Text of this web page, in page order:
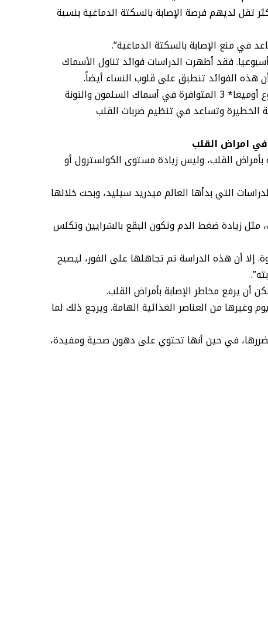
تقل لديهم فرصة الإصابة بالسكتة الدماغية بنسبة
في منع الإصابة بالسكتة الدماغية”.
السمك لخمس مرات أو أكثر أسبوعيا. فقد أظهرت الدراسات فوائد تناول الأسماك
هذه الفوائد تنطبق على قلوب النساء أيضاً.
وأوضح العلماء في مركز مايو كلينك لصحة المرأة، أن السبب وراء هذا الأثر الوقائي يكمن في وجود الأحماض الدهنية من نوع أوميغا* 3 المتوافرة في أسماك السلمون والتونة
الخطيرة وتساعد في تنظيم ضربات القلب
امراض القلب
القلب، وليس زيادة مستوى الكولسترول أو
مراجعة دقيقة لنتائج بحوث أمراض القلب مستعينة بدراسات تعود إلى عام 1937، ولاسيما الدراسات التي بدأها العالم ميدريد سيليد، وبحث خلالها
زيادة ضغط الدم وتكون البقع بالشرايين وتكلس
الرخوة. إلا أن هذه الدراسة تم تجاهلها على الفور، ليصبح
أن يرفع مخاطر الإصابة بأمراض القلب.
من العناصر الغذائية الهامة. ويرجع ذلك لما
بضررها، في حين أنها تحتوي على دهون صحية ومفيدة،